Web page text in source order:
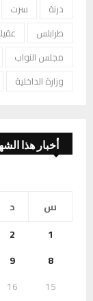
درنة
سرت
طرابلس
مجلس النواب
وزارة الداخلية
أخبار هذا
س
د
1
2
8
9
15
16